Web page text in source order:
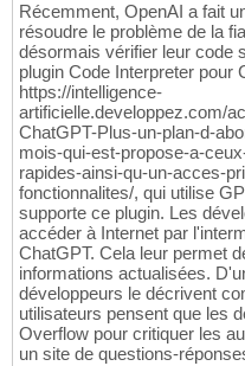
Récemment, OpenAI a fait
résoudre le problème de la
désormais vérifier leur code
plugin Code Interpreter pour
https://intelligence-
artificielle.developpez.com/
ChatGPT-Plus-un-plan-d-
mois-qui-est-propose-a-
rapides-ainsi-qu-un-acces-
fonctionnalites/, qui utilise
supporte ce plugin. Les
accéder à Internet par
ChatGPT. Cela leur permet
informations actualisées.
développeurs le décrivent
utilisateurs pensent que les
Overflow pour critiquer les
un site de questions-